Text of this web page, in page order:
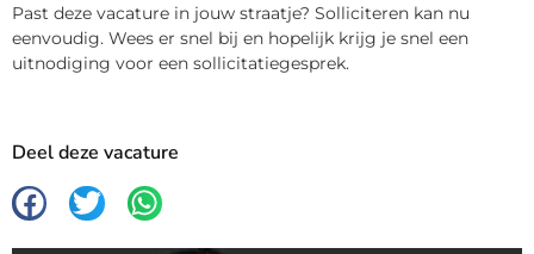
Past deze vacature in jouw straatje? Solliciteren kan nu
eenvoudig. Wees er snel bij en hopelijk krijg je snel een
uitnodiging voor een sollicitatiegesprek.
Deel deze vacature